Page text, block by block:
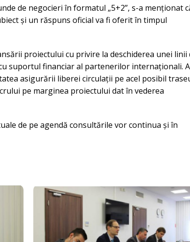
de negocieri în formatul „5+2”, s-a menționat
și un răspuns oficial va fi oferit în timpul
proiectului cu privire la deschiderea unei linii
suportul financiar al partenerilor internaționali. A
asigurării liberei circulații pe acel posibil
pe marginea proiectului dat în vederea
de pe agendă consultările vor continua și în